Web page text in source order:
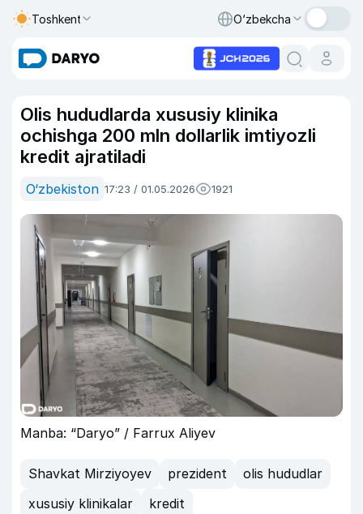
Toshkent O‘zbekcha
Olis hududlarda xususiy klinika
ochishga 200 mln dollarlik imtiyozli
kredit ajratiladi
O‘zbekiston 17:23 / 01.05.2026 1921
Manba: “Daryo” / Farrux Aliyev
Shavkat Mirziyoyev prezident
olis hududlar
xususiy klinikalar
kredit